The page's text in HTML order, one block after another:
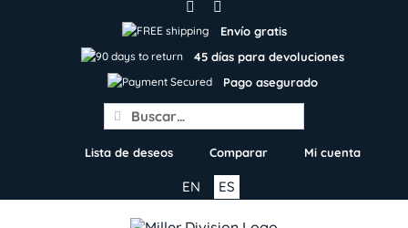
Envío gratis
45 días para devoluciones
Pago asegurado
Search
for:
Lista de deseos Comparar Mi cuenta
ES
EN